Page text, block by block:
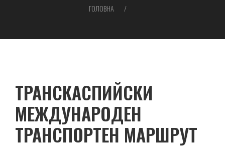
навіґації
ГОЛОВНА
ТРАНСКАСПИЙСКИ
МЕЖДУНАРОДЕН
ТРАНСПОРТЕН МАРШРУТ